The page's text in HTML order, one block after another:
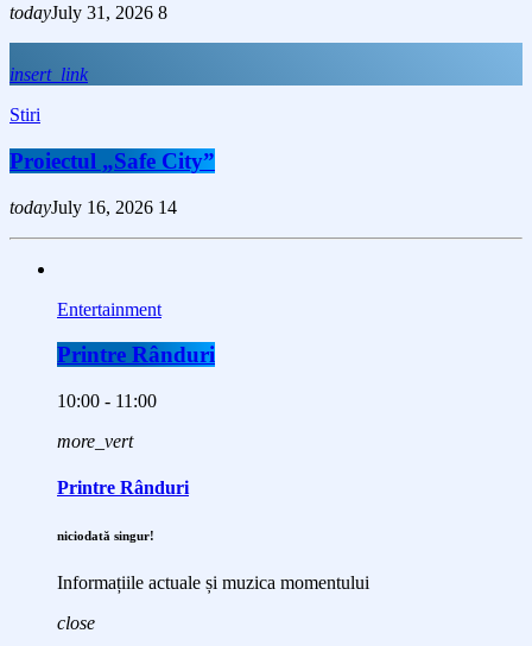
todayJuly 31, 2026 8
insert_link
Stiri
Proiectul „Safe City”
todayJuly 16, 2026 14
Entertainment
Printre Rânduri
10:00 - 11:00
more_vert
Printre Rânduri
niciodată singur!
Informațiile actuale și muzica momentului
close